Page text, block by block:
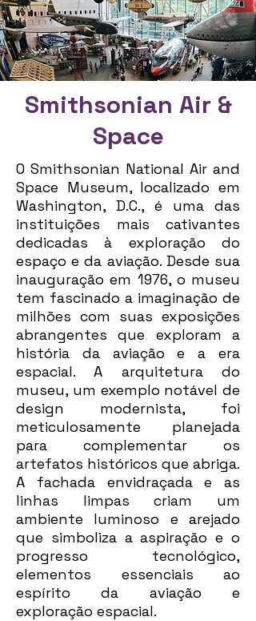
Smithsonian Air &
Space
O Smithsonian National Air and
Space Museum, localizado em
Washington, D.C., é uma das
instituições mais cativantes
dedicadas à exploração do
espaço e da aviação. Desde sua
inauguração em 1976, o museu
tem fascinado a imaginação de
milhões com suas exposições
abrangentes que exploram a
história da aviação e a era
espacial. A arquitetura do
museu, um exemplo notável de
design modernista, foi
meticulosamente planejada
para complementar os
artefatos históricos que abriga.
A fachada envidraçada e as
linhas limpas criam um
ambiente luminoso e arejado
que simboliza a aspiração e o
progresso tecnológico,
elementos essenciais ao
espírito da aviação e
exploração espacial.